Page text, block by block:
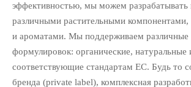
эффективностью, мы можем разрабатывать
различными растительными компонентами,
и ароматами. Мы поддерживаем различные
формулировок: органические, натуральные
соответствующие стандартам ЕС. Будь то
бренда (private label), комплексная